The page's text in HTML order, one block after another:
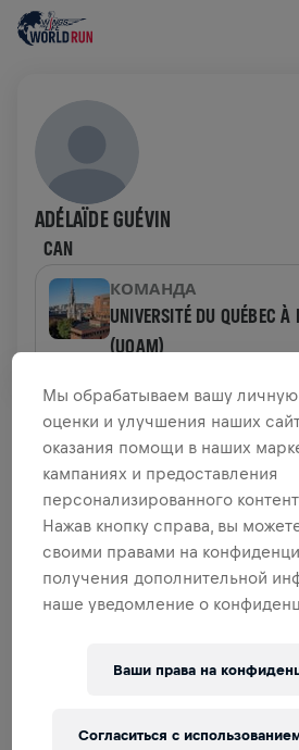
ADÉLAÏDE GUÉVIN
CAN
КОМАНДА
UNIVERSITÉ DU QUÉBEC À
(UQAM)
ОБЗОР СБОРА
0,00 $ СОБРАНО ИЗ ЦЕЛИ
СБОР СРЕДСТВ
Внеси свой вклад в общее дело!
пожертвований отправятся на
спинного мозга.
WINGS FOR LIFE
Мы обрабатываем вашу
оценки и улучшения наших
оказания помощи в наших
кампаниях и предоставления
персонализированного
Нажав кнопку справа, вы
своими правами на
получения дополнительной
наше уведомление о
Ваши права на
Согласиться с